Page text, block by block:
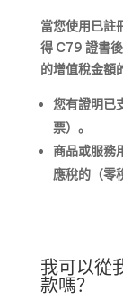
當您使用已註
得 C79 證書
的增值稅金額
您有證明已
票）。
商品或服務
應稅的（零
我可以從
款嗎？